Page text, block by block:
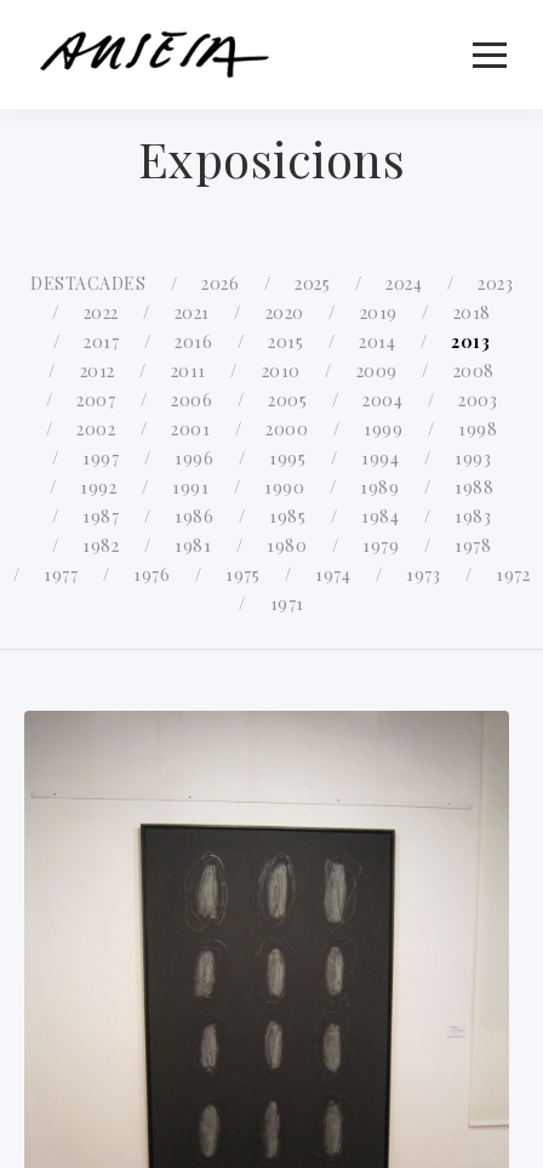
Exposicions
DESTACADES 2026 2025 2024
2023
2022
2021 2020 2019
2018
2017
2016 2015 2014
2013
2012
2011 2010 2009
2008
2007
2006 2005 2004
2003
2002
2001 2000 1999
1998
1997
1996 1995 1994
1993
1992
1991 1990 1989
1988
1987
1986 1985 1984
1983
1982
1981 1980 1979
1978
1977
1976 1975 1974 1973
1972
1971